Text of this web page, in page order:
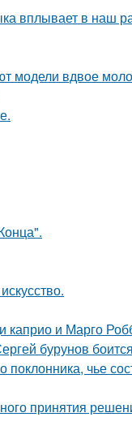
вплывает в наш
модели вдвое
каприо и Марго
бурунов
чье
принятия